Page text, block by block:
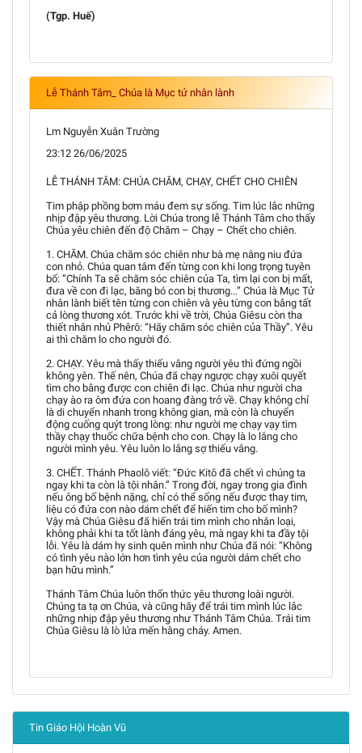
(Tgp. Huế)
Lễ Thánh Tâm_ Chúa là Mục tử nhân lành
Lm Nguyễn Xuân Trường
23:12 26/06/2025
LỄ THÁNH TÂM: CHÚA CHĂM, CHẠY, CHẾT CHO CHIÊN
Tim phập phồng bơm máu đem sự sống. Tim lúc lắc những
nhịp đập yêu thương. Lời Chúa trong lễ Thánh Tâm cho thấy
Chúa yêu chiên đến độ Chăm – Chạy – Chết cho chiên.
1. CHĂM. Chúa chăm sóc chiên như bà mẹ nâng niu đứa
con nhỏ. Chúa quan tâm đến từng con khi long trọng tuyên
bố: “Chính Ta sẽ chăm sóc chiên của Ta, tìm lại con bị mất,
đưa về con đi lạc, băng bó con bị thương...” Chúa là Mục Tử
nhân lành biết tên từng con chiên và yêu từng con bằng tất
cả lòng thương xót. Trước khi về trời, Chúa Giêsu còn tha
thiết nhắn nhủ Phêrô: “Hãy chăm sóc chiên của Thầy”. Yêu
ai thì chăm lo cho người đó.
2. CHẠY. Yêu mà thấy thiếu vắng người yêu thì đứng ngồi
không yên. Thế nên, Chúa đã chạy ngược chạy xuôi quyết
tìm cho bằng được con chiên đi lạc. Chúa như người cha
chạy ào ra ôm đứa con hoang đàng trở về. Chạy không chỉ
là di chuyển nhanh trong không gian, mà còn là chuyển
động cuống quýt trong lòng: như người mẹ chạy vạy tìm
thầy chạy thuốc chữa bệnh cho con. Chạy là lo lắng cho
người mình yêu. Yêu luôn lo lắng sợ thiếu vắng.
3. CHẾT. Thánh Phaolô viết: “Đức Kitô đã chết vì chúng ta
ngay khi ta còn là tội nhân.” Trong đời, ngay trong gia đình
nếu ông bố bệnh nặng, chỉ có thể sống nếu được thay tim,
liệu có đứa con nào dám chết để hiến tim cho bố mình?
Vậy mà Chúa Giêsu đã hiến trái tim mình cho nhân loại,
không phải khi ta tốt lành đáng yêu, mà ngay khi ta đầy tội
lỗi. Yêu là dám hy sinh quên mình như Chúa đã nói: “Không
có tình yêu nào lớn hơn tình yêu của người dám chết cho
bạn hữu mình.”
Thánh Tâm Chúa luôn thổn thức yêu thương loài người.
Chúng ta tạ ơn Chúa, và cũng hãy để trái tim mình lúc lắc
những nhịp đập yêu thương như Thánh Tâm Chúa. Trái tim
Chúa Giêsu là lò lửa mến hằng cháy. Amen.
Tin Giáo Hội Hoàn Vũ